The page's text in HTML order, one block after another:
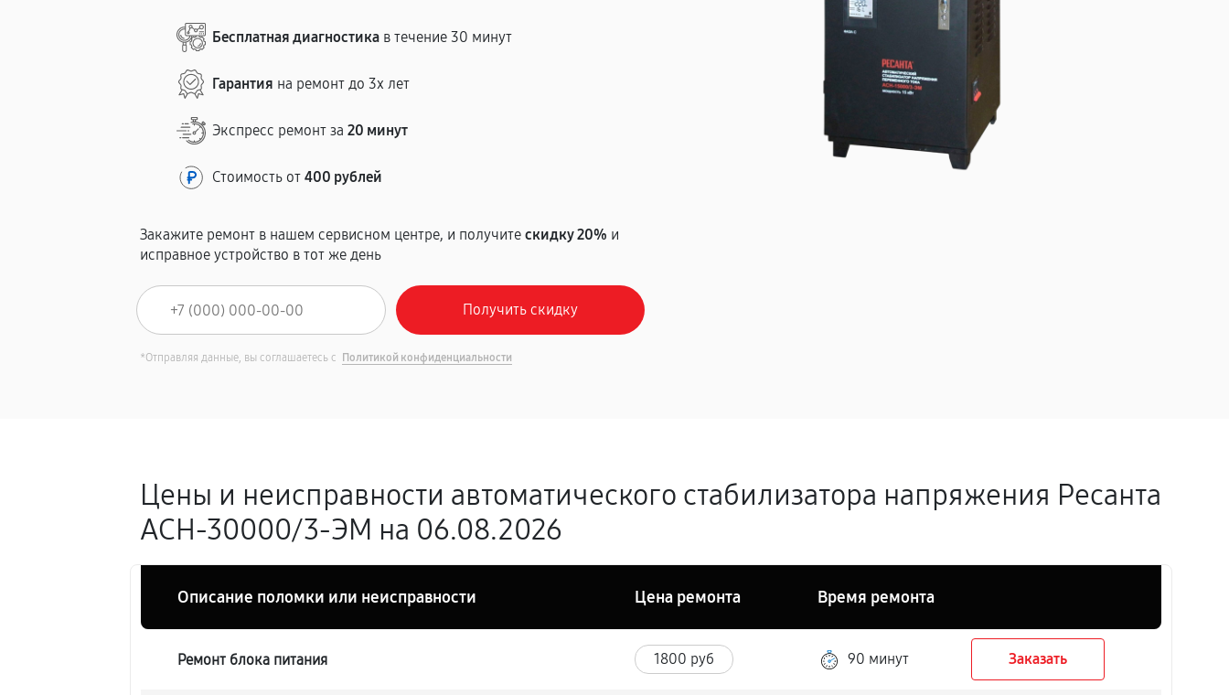
Бесплатная диагностика в течение 30 минут
Гарантия на ремонт до 3х лет
Экспресс ремонт за20 минут
Стоимость от400 рублей
Закажите ремонт в нашем сервисном центре, и получитескидку 20% и
исправное устройство в тот же день
*Отправляя данные, вы соглашаетесь с Политикой конфиденциальности
Цены и неисправности автоматического стабилизатора напряжения Ресанта
АСН-30000/3-ЭМ на 06.08.2026
Описание поломки или неисправности Цена ремонта Время ремонта
Ремонт блока питания 1800 руб 90 минут Заказать